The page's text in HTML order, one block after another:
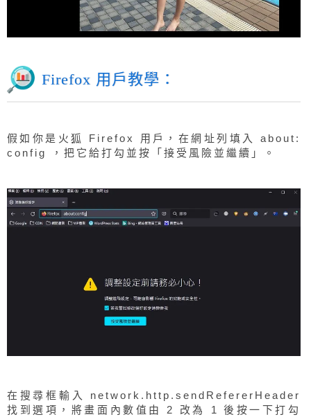
Firefox 用戶教學：
假如你是火狐 Firefox 用戶，在網址列填入 about:
config ，把它給打勾並按「接受風險並繼續」。
在搜尋框輸入 network.http.sendRefererHeader
找到選項，將畫面內數值由 2 改為 1 後按一下打勾